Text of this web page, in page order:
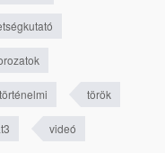
történelmi török
videó